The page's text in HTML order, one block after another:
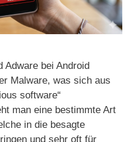
Adware bei Android
Malware, was sich aus
software“
man eine bestimmte Art
in die besagte
und sehr oft für